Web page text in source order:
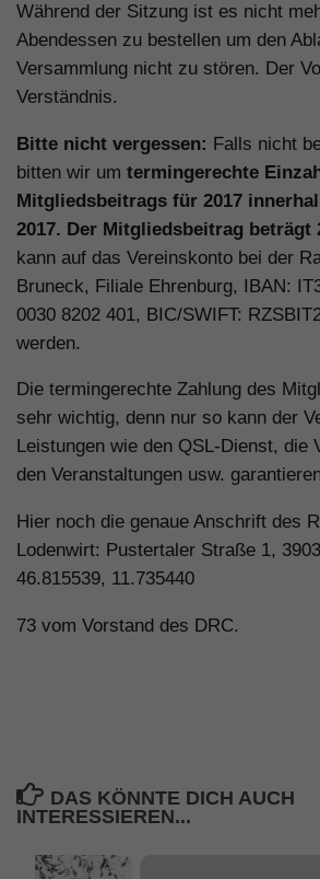
Während der Sitzung ist es nicht
Abendessen zu bestellen um den
Versammlung nicht zu stören. Der
Verständnis.
Bitte nicht vergessen: Falls nicht
bitten wir um termingerechte
Mitgliedsbeitrags für 2017
2017. Der Mitgliedsbeitrag beträgt
kann auf das Vereinskonto bei der
Bruneck, Filiale Ehrenburg, IBAN:
0030 8202 401, BIC/SWIFT:
werden.
Die termingerechte Zahlung des
sehr wichtig, denn nur so kann der
Leistungen wie den QSL-Dienst, die
den Veranstaltungen usw.
Hier noch die genaue Anschrift des
Lodenwirt: Pustertaler Straße 1,
46.815539, 11.735440
73 vom Vorstand des DRC.
DAS KÖNNTE DICH AUCH
INTERESSIEREN...